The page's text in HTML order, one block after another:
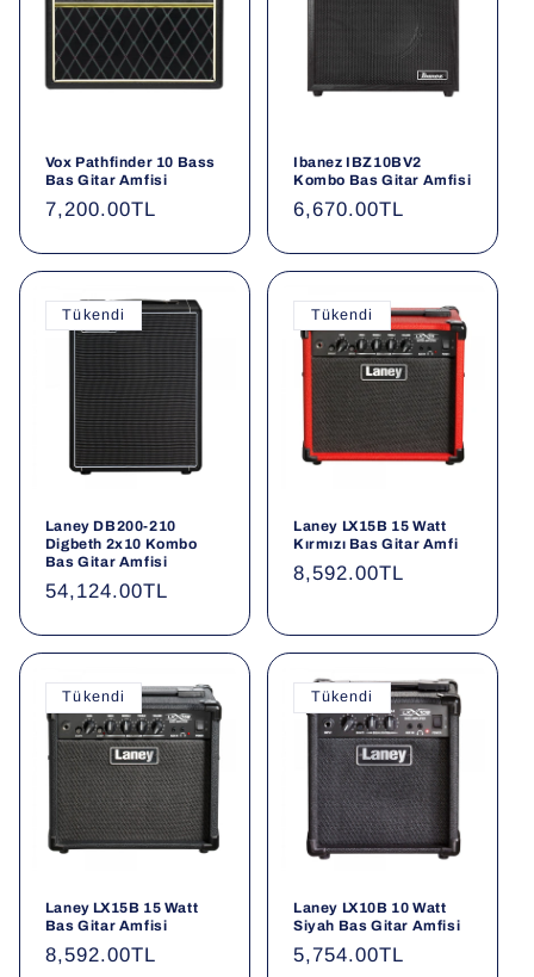
Vox Pathfinder 10 Bass
Bas Gitar Amfisi
Normal
7,200.00TL
Ibanez IBZ10BV2
Kombo Bas Gitar Amfisi
Normal
6,670.00TL
Tükendi
Laney DB200-210
Digbeth 2x10 Kombo
Bas Gitar Amfisi
Normal
54,124.00TL
Tükendi
Laney LX15B 15 Watt
Kırmızı Bas Gitar Amfi
Normal
8,592.00TL
Tükendi
Laney LX15B 15 Watt
Bas Gitar Amfisi
Normal
8,592.00TL
Tükendi
Laney LX10B 10 Watt
Siyah Bas Gitar Amfisi
Normal
5,754.00TL